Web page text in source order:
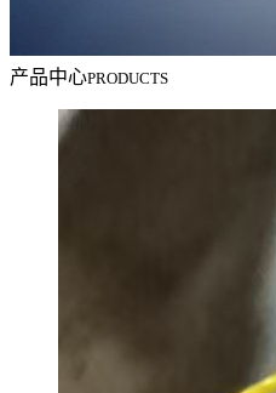
产品中心PRODUCTS